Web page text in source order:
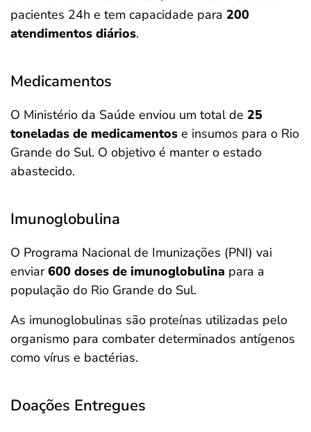
pacientes 24h e tem capacidade para 200
atendimentos diários.
Medicamentos
O Ministério da Saúde enviou um total de 25
toneladas de medicamentos e insumos para o Rio
Grande do Sul. O objetivo é manter o estado
abastecido.
Imunoglobulina
O Programa Nacional de Imunizações (PNI) vai
enviar600 doses de imunoglobulina para a
população do Rio Grande do Sul.
As imunoglobulinas são proteínas utilizadas pelo
organismo para combater determinados antígenos
como vírus e bactérias.
Doações Entregues